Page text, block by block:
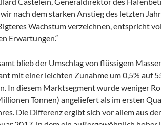
wir nach dem starken Anstieg des letzten
Wachstum verzeichnen, entspricht
Erwartungen.“
blieb der Umschlag von flüssigem
mit einer leichten Zunahme um 0,5% auf
In diesem Marktsegment wurde weniger
Tonnen) angeliefert als im ersten
Die Differenz ergibt sich vor allem aus